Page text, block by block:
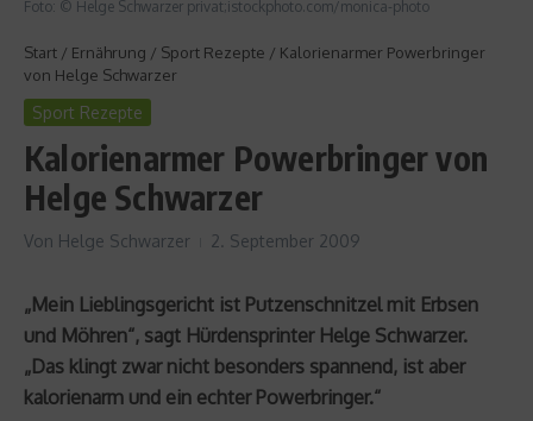
Foto: © Helge Schwarzer privat;istockphoto.com/monica-photo
Start / Ernährung / Sport Rezepte / Kalorienarmer Powerbringer
von Helge Schwarzer
Sport Rezepte
Kalorienarmer Powerbringer von
Helge Schwarzer
Von Helge Schwarzer 2. September 2009
„Mein Lieblingsgericht ist Putzenschnitzel mit Erbsen
und Möhren“, sagt Hürdensprinter Helge Schwarzer.
„Das klingt zwar nicht besonders spannend, ist aber
kalorienarm und ein echter Powerbringer.“